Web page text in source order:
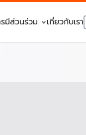
มีส่วนร่วม เกี่ยวกับเรา